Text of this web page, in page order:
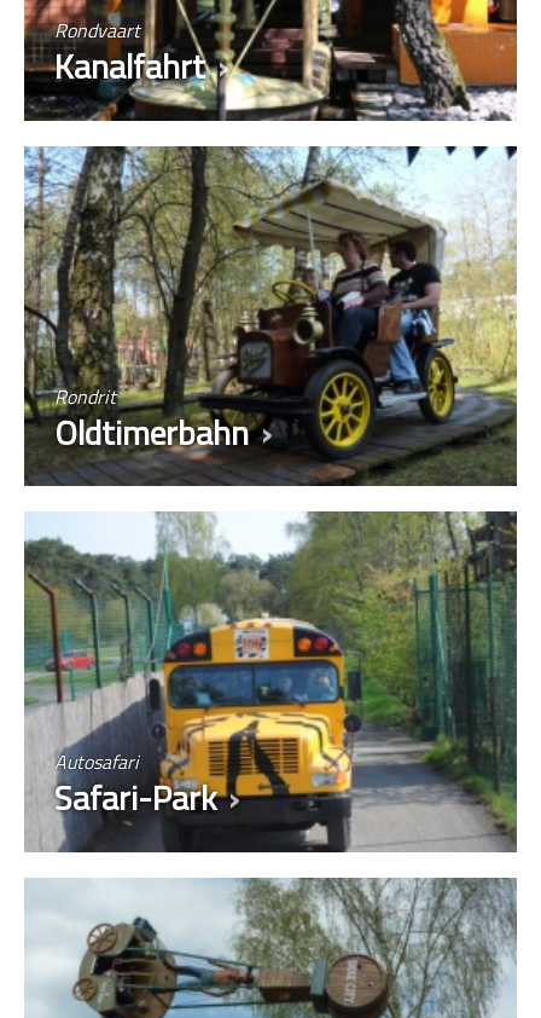
Rondvaart
Kanalfahrt
Rondrit
Oldtimerbahn
Autosafari
Safari-Park